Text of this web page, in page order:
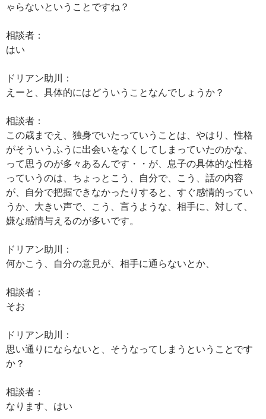
ゃらないということですね？
相談者：
はい
ドリアン助川：
えーと、具体的にはどういうことなんでしょうか？
相談者：
この歳までえ、独身でいたっていうことは、やはり、性格
がそういうふうに出会いをなくしてしまっていたのかな、
って思うのが多々あるんです・・が、息子の具体的な性格
っていうのは、ちょっとこう、自分で、こう、話の内容
が、自分で把握できなかったりすると、すぐ感情的ってい
うか、大きい声で、こう、言うような、相手に、対して、
嫌な感情与えるのが多いです。
ドリアン助川：
何かこう、自分の意見が、相手に通らないとか、
相談者：
そお
ドリアン助川：
思い通りにならないと、そうなってしまうということです
か？
相談者：
なります、はい